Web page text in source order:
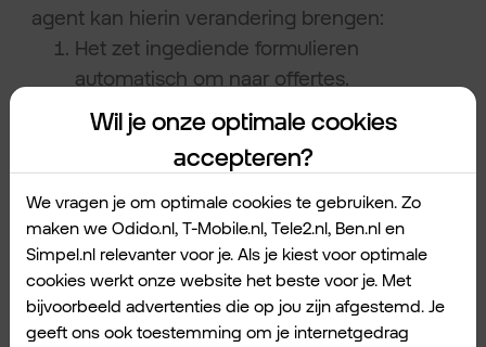
agent kan hierin verandering brengen:
Het zet ingediende formulieren
automatisch om naar offertes.
Het haalt de juiste gegevens op uit
bijgevoegde documenten, bijvoorbeeld
over de wensen van de opdracht.
Het systeem controleert of alle
informatie compleet is.
Goedgekeurde offertes gaan meteen
naar het factureringssysteem en de klant
ontvangt een bevestiging via mail.
Wil je onze optimale cookies
accepteren?
We vragen je om optimale cookies te gebruiken. Zo
maken we Odido.nl, T-Mobile.nl, Tele2.nl, Ben.nl en
Simpel.nl relevanter voor je. Als je kiest voor optimale
cookies werkt onze website het beste voor je. Met
bijvoorbeeld advertenties die op jou zijn afgestemd. Je
geeft ons ook toestemming om je internetgedrag